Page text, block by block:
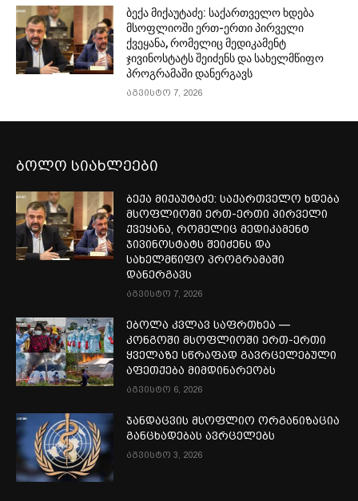
ბექა მიქაუტაძე: საქართველო ხდება
მსოფლიოში ერთ-ერთი პირველი
ქვეყანა, რომელიც მედიკამენტ
ჯივინოსტატს შეიძენს და სახელმწიფო
პროგრამაში დანერგავს
აგვისტო 7, 2026
ბოლო სიახლეები
ბექა მიქაუტაძე: საქართველო ხდება
მსოფლიოში ერთ-ერთი პირველი
ქვეყანა, რომელიც მედიკამენტ
ჯივინოსტატს შეიძენს და
სახელმწიფო პროგრამაში
დანერგავს
აგვისტო 7, 2026
ებოლა კვლავ საფრთხეა —
კონგოში მსოფლიოში ერთ-ერთი
ყველაზე სწრაფად გავრცელებული
აფეთქება მიმდინარეობს
აგვისტო 6, 2026
ჯანდაცვის მსოფლიო ორგანიზაცია
განცხადებას ავრცელებს
აგვისტო 3, 2026